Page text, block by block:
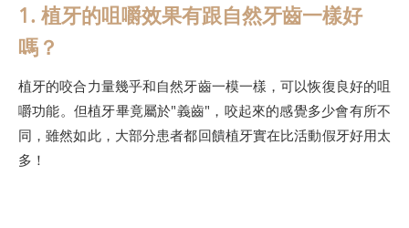
1. 植牙的咀嚼效果有跟自然牙齒一樣好
嗎？
植牙的咬合力量幾乎和自然牙齒一模一樣，可以恢復良好的咀
嚼功能。但植牙畢竟屬於"義齒"，咬起來的感覺多少會有所不
同，雖然如此，大部分患者都回饋植牙實在比活動假牙好用太
多！